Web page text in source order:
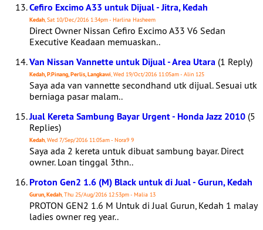
Cefiro Excimo A33 untuk Dijual - Jitra, Kedah
Kedah, Sat 10/Dec/2016 1:34pm - Harlina Hasheem
Direct Owner Nissan Cefiro Excimo A33 V6 Sedan
Executive Keadaan memuaskan..
Van Nissan Vannette untuk Dijual - Area Utara (1 Reply)
Kedah, P.Pinang, Perlis, Langkawi, Wed 19/Oct/2016 11:05am - Alin 125
Saya ada van vannette secondhand utk dijual. Sesuai utk
berniaga pasar malam..
Jual Kereta Sambung Bayar Urgent - Honda Jazz 2010 (5
Replies)
Kedah, Wed 7/Sep/2016 11:05am - Nora9 9
Saya ada 2 kereta untuk dibuat sambung bayar. Direct
owner. Loan tinggal 3thn..
Proton Gen2 1.6 (M) Black untuk di Jual - Gurun, Kedah
Gurun, Kedah, Thu 25/Aug/2016 12:53pm - Malia 13
PROTON GEN2 1.6 M Untuk di Jual Gurun, Kedah 1 malay
ladies owner reg year..